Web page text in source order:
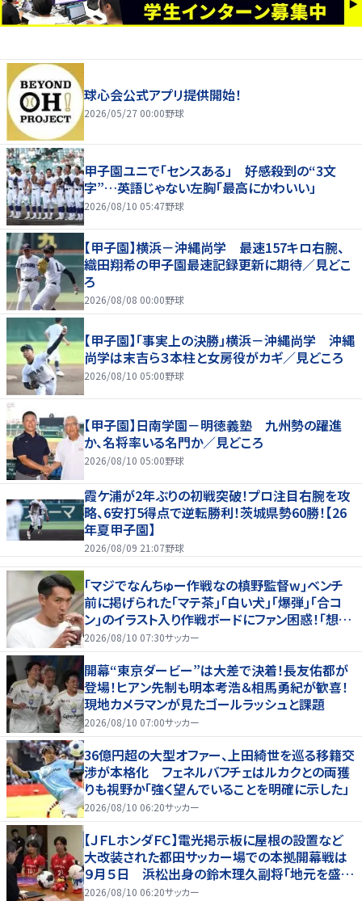
球心会公式アプリ提供開始！
2026/05/27 00:00野球
甲子園ユニで「センスある」 好感殺到の“3文
字”…英語じゃない左胸「最高にかわいい」
2026/08/10 05:47野球
【甲子園】横浜－沖縄尚学 最速157キロ右腕、
織田翔希の甲子園最速記録更新に期待／見どこ
ろ
2026/08/08 00:00野球
【甲子園】「事実上の決勝」横浜－沖縄尚学 沖縄
尚学は末吉ら３本柱と女房役がカギ／見どころ
2026/08/10 05:00野球
【甲子園】日南学園－明徳義塾 九州勢の躍進
か、名将率いる名門か／見どころ
2026/08/10 05:00野球
霞ケ浦が2年ぶりの初戦突破！プロ注目右腕を攻
略、6安打5得点で逆転勝利！茨城県勢60勝！【26
年夏甲子園】
2026/08/09 21:07野球
｢マジでなんちゅー作戦なの槙野監督w｣ベンチ
前に掲げられた｢マテ茶｣｢白い犬｣｢爆弾｣｢合コ
ン｣のイラスト入り作戦ボードにファン困惑！｢想像
よりデカくて吹いた｣
2026/08/10 07:30サッカー
開幕“東京ダービー”は大差で決着！長友佑都が
登場！ヒアン先制も明本考浩＆相馬勇紀が歓喜！
現地カメラマンが見たゴールラッシュと課題
2026/08/10 07:00サッカー
36億円超の大型オファー、上田綺世を巡る移籍交
渉が本格化 フェネルバフチェはルカクとの両獲
りも視野か「強く望んでいることを明確に示した」
2026/08/10 06:20サッカー
【ＪＦＬホンダＦＣ】電光掲示板に屋根の設置など
大改装された都田サッカー場での本拠開幕戦は
９月５日 浜松出身の鈴木理久副将「地元を盛り
上げたい」
2026/08/10 06:20サッカー